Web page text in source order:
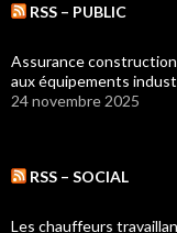
RSS – PUBLIC
Assurance
aux équipements
24 novembre 2025
RSS – SOCIAL
Les chauffeurs